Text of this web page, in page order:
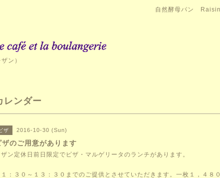
自然酵母パン Raisin
ン）
レンダー
ザ 2016-10-30 (Sun)
ザのご用意があります
ザン定休日前日限定でピザ・マルゲリータのランチがあります。
１：３０～１３：３０までのご提供とさせていただきます。一枚１，４８